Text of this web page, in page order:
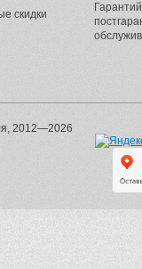
скидки
2012—2026